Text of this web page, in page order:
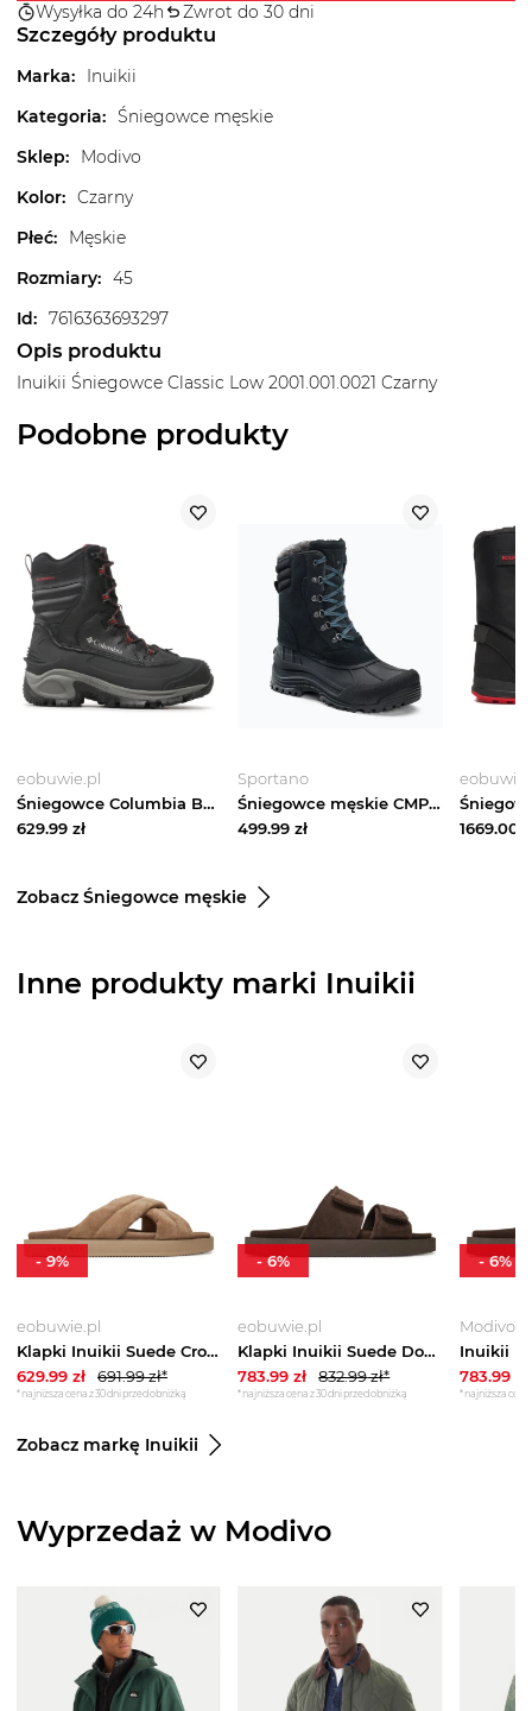
Wysyłka do 24h Zwrot do 30 dni
Szczegóły produktu
Marka:
Inuikii
Kategoria: Śniegowce męskie
Sklep:
Modivo
Kolor: Czarny
Płeć:
Męskie
Rozmiary: 45
Id: 7616363693297
Opis produktu
Inuikii Śniegowce Classic Low 2001.001.0021 Czarny
Podobne produkty
eobuwie.pl
Śniegowce Columbia Bugaboot III BM5980 Czarny
629.99 zł
Sportano
Śniegowce męskie CMP Kinos Snowboots Wp nero Czarny
499.99 zł 1669.00
Zobacz Śniegowce męskie
Inne produkty marki Inuikii
eobuwie.pl
Klapki Inuikii Suede Crossed 50102-500 Beżowy
629.99 zł 691.99zł*
*najniższa cena z 30 dni przed obniżką
-9%
eobuwie.pl
Klapki Inuikii Suede Double Band 50102-510 Brązowy
783.99 zł 832.99zł*
*najniższa cena z 30 dni przed obniżką
-6%
Modivo
783.99zł
*najniższa cena
-6%
Zobacz markę Inuikii
Wyprzedaż w Modivo